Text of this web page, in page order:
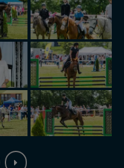
zawartych w plikach
Ci skasowanie
nie możemy tego
Mazur na